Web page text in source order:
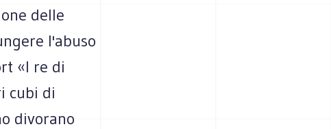
delle
l'abuso
«I re di
cubi di
divorano